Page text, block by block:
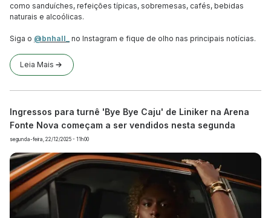
como sanduíches, refeições típicas, sobremesas, cafés, bebidas
naturais e alcoólicas.
Siga o @bnhall_ no Instagram e fique de olho nas principais notícias.
Leia Mais
Ingressos para turnê 'Bye Bye Caju' de Liniker na Arena
Fonte Nova começam a ser vendidos nesta segunda
segunda-feira, 22/12/2025 - 11h00